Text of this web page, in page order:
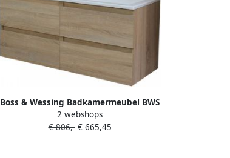
Boss & Wessing Badkamermeubel BWS
Pepper Acryl Wastafel Zonder
Kraangat 120x55x46 cm Eiken
2 webshops
€ 806,-€ 665,45